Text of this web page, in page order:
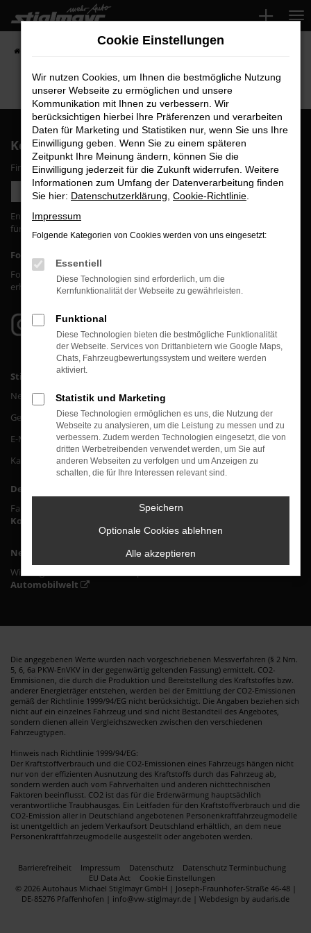
Zum
Hauptinhalt
springen
Kontakt
Finden Sie den richtigen Standort:
Unsere Standorte
Entdecken Sie unser umfangreiches Angebot
für
Folgen Sie uns!
Folgen Sie uns auf unseren verschiedenen Social Media Kanälen und
erhalten Sie Informationen rund um unser Unternehmen.
Stiglmayr Welt
Neuwagen
Gebrauchtwagen
E-Mobilität
Karriere & Jobs
Der direkte Kontakt zu uns
Falls Sie in Kontakt mit uns treten wollen, gehen Sie bitte direkt zum
Kontaktformular
News und Aktuelles
Wir sorgen für interessante & spezielle
Automobilwelt
Die angegebenen Werte wurden nach vorgeschriebenen Messverfahren (§ 2 Nrn.
5, 6, 6a PKW-EnVKV in der gegenwärtig geltenden Fassung) ermittelt. CO2-
Emmisionen, die durch die Produktion und Bereitstellung des Kraftstoffes bzw.
anderer Energieträger entstehen, werden bei der Emittlung der CO2-Emissionen
gemäß der Richtlinie 1999/94/EG nicht berücksichtigt. Die Angaben beziehen sich
nicht auf ein einzelnes Fahrzeug und sind nicht Bestandteil des Angebotes,
sondern dienen allein Vergleichszwecken zwischen den verschiedenen
Fahrzeugtypen.
Hinweis nach Richtlinie 1999/94/EG:
Der Kraftstoffverbrauch und die CO2-Emissionen eines Fahrzeugs hängen nicht
nur von der effizienten Ausnutzung des Kraftstoffs durch das Fahrzeug ab,
sondern werden auch vom Fahrverhalten und anderen nichttechnischen
Faktoren beeinflusst. CO2 ist das für die Erderwärmung hauptsächlich
verantwortliche Traubhausgas. Ein Leitfaden für den Kraftstoffverbrauch und die
CO2-Emission aller in Deutschland angebotenen Personenkraftfahrzeugmodelle
ist unentgeltlich an jedem Verkaufsort Deutschland erhältlich, an dem neue
Personenkraftfahrzeugmodelle ausgestellt oder angeboten werden.
Barrierefreiheit Impressum Datenschutz
Datenschutz Terminbuchung
EU Data Act
Cookie Einstellungen
© 2026 Autohaus Michael Stiglmayr GmbH | Joseph-Fraunhofer-Straße 46-48 |
DE-85276 Pfaffenhofen | info@vw-stiglmayr.de | Webdesign by audaris.de
Cookie Einstellungen
Wir nutzen Cookies, um Ihnen die bestmögliche Nutzung
unserer Webseite zu ermöglichen und unsere
Kommunikation mit Ihnen zu verbessern. Wir
berücksichtigen hierbei Ihre Präferenzen und verarbeiten
Daten für Marketing und Statistiken nur, wenn Sie uns Ihre
Einwilligung geben. Wenn Sie zu einem späteren
Zeitpunkt Ihre Meinung ändern, können Sie die
Einwilligung jederzeit für die Zukunft widerrufen. Weitere
Informationen zum Umfang der Datenverarbeitung finden
Sie hier: Datenschutzerklärung Cookie-Richtlinie
Impressum
Folgende Kategorien von Cookies werden von uns eingesetzt:
Essentiell
Diese Technologien sind erforderlich, um die
Kernfunktionalität der Webseite zu gewährleisten.
Funktional
Diese Technologien bieten die bestmögliche Funktionalität
der Webseite. Services von Drittanbietern wie Google Maps,
Chats, Fahrzeugbewertungssystem und weitere werden
aktiviert.
Statistik und Marketing
Diese Technologien ermöglichen es uns, die Nutzung der
Webseite zu analysieren, um die Leistung zu messen und zu
verbessern. Zudem werden Technologien eingesetzt, die von
dritten Werbetreibenden verwendet werden, um Sie auf
anderen Webseiten zu verfolgen und um Anzeigen zu
schalten, die für Ihre Interessen relevant sind.
Speichern
Optionale Cookies ablehnen
Alle akzeptieren